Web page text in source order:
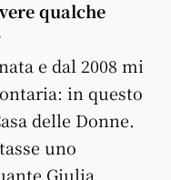
qualche
e dal 2008 mi
in questo
delle Donne.
uno
Giulia